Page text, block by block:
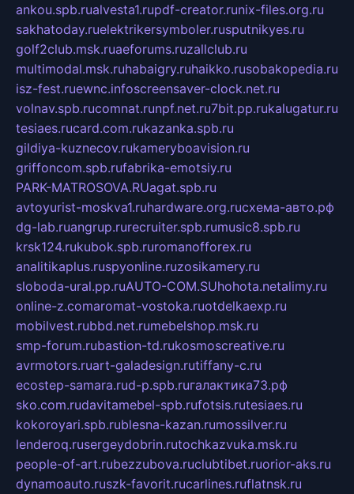
ankou.spb.rualvesta1.rupdf-creator.runix-files.org.ru
sakhatoday.ruelektrikersymboler.rusputnikyes.ru
golf2club.msk.ruaeforums.ruzallclub.ru
multimodal.msk.ruhabaigry.ruhaikko.rusobakopedia.ru
isz-fest.ruewnc.infoscreensaver-clock.net.ru
volnav.spb.rucomnat.runpf.net.ru7bit.pp.rukalugatur.ru
tesiaes.rucard.com.rukazanka.spb.ru
gildiya-kuznecov.rukameryboavision.ru
griffoncom.spb.rufabrika-emotsiy.ru
PARK-MATROSOVA.RUagat.spb.ru
avtoyurist-moskva1.ruhardware.org.ruсхема-авто.рф
dg-lab.ruangrup.rurecruiter.spb.rumusic8.spb.ru
krsk124.rukubok.spb.ruromanofforex.ru
analitikaplus.ruspyonline.ruzosikamery.ru
sloboda-ural.pp.ruAUTO-COM.SUhohota.netalimy.ru
online-z.comaromat-vostoka.ruotdelkaexp.ru
mobilvest.rubbd.net.rumebelshop.msk.ru
smp-forum.rubastion-td.rukosmoscreative.ru
avrmotors.ruart-galadesign.rutiffany-c.ru
ecostep-samara.rud-p.spb.ruгалактика73.рф
sko.com.rudavitamebel-spb.rufotsis.rutesiaes.ru
kokoroyari.spb.rublesna-kazan.rumossilver.ru
lenderoq.rusergeydobrin.rutochkazvuka.msk.ru
people-of-art.rubezzubova.ruclubtibet.ruorior-aks.ru
dynamoauto.ruszk-favorit.rucarlines.ruflatnsk.ru